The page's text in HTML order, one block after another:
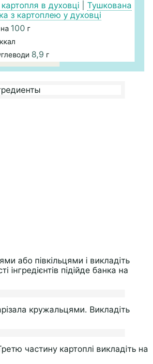
в духовці
Тушкована
з картоплею у духовці
100 г
ккал
8,9 г
або півкільцями і викладіть
інгредієнтів підійде банка на
кружальцями. Викладіть
частину картоплі викладіть на